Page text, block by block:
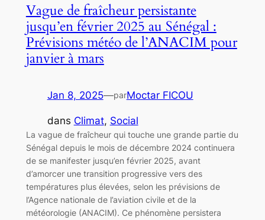
Vague de fraîcheur persistante
jusqu’en février 2025 au Sénégal :
Prévisions météo de l’ANACIM pour
janvier à mars
Jan 8, 2025—parMoctar FICOU
dans Climat, Social
La vague de fraîcheur qui touche une grande partie du
Sénégal depuis le mois de décembre 2024 continuera
de se manifester jusqu’en février 2025, avant
d’amorcer une transition progressive vers des
températures plus élevées, selon les prévisions de
l’Agence nationale de l’aviation civile et de la
météorologie (ANACIM). Ce phénomène persistera